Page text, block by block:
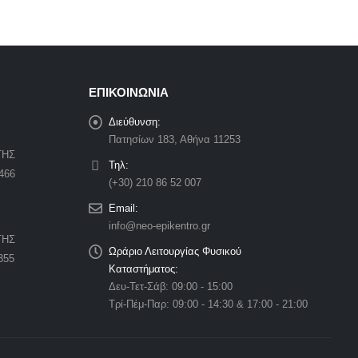
ΕΠΙΚΟΙΝΩΝΙΑ
Διεύθυνση:
Πατησίων 183, Αθήνα 11253
Τηλ:
(+30) 210 86 52 007
Email:
info@neo-epikentro.gr
Ωράριο Λειτουργίας Φυσικού
Καταστήματος:
Δευ-Τετ-Σάβ: 09:00 - 15:00
Τρί-Πέμ-Παρ: 09:00 - 14:30 & 17:00 - 21:00